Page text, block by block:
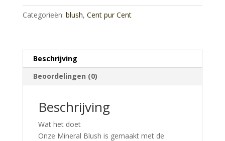
Categorieën: blush, Cent pur Cent
Beschrijving
Beoordelingen (0)
Beschrijving
Wat het doet
Onze Mineral Blush is gemaakt met de